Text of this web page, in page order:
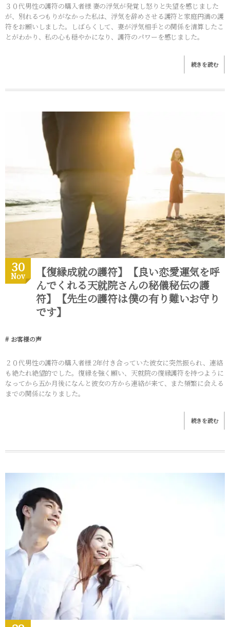
３０代男性の護符の購入者様 妻の浮気が発覚し怒りと失望を感じました
が、別れるつもりがなかった私は、浮気を辞めさせる護符と家庭円満の護
符をお願いしました。しばらくして、妻が浮気相手との関係を清算したこ
とがわかり、私の心も穏やかになり、護符のパワーを感じました。
続きを読む
30
Nov
【復縁成就の護符】【良い恋愛運気を呼
んでくれる天就院さんの秘儀秘伝の護
符】【先生の護符は僕の有り難いお守り
です】
お客様の声
２０代男性の護符の購入者様 2年付き合っていた彼女に突然振られ、連絡
も絶たれ絶望的でした。復縁を強く願い、天就院の復縁護符を持つように
なってから五か月後になんと彼女の方から連絡が来て、また頻繁に会える
までの関係になりました。
続きを読む